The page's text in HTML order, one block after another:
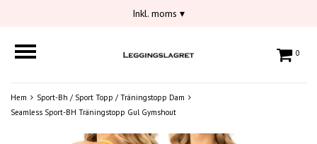
Inkl. moms ▾
0
Hem
Sport-Bh / Sport Topp / Träningstopp Dam
Seamless Sport-BH Träningstopp Gul Gymshout